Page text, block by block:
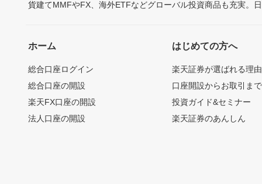
貨建てMMFやFX、海外ETFなどグローバル投資商品も充実。
ホーム
総合口座ログイン
総合口座の開設
楽天FX口座の開設
法人口座の開設
はじめての方へ
楽天証券が選ばれる理由
口座開設からお取引ま
投資ガイド&セミナー
楽天証券のあんしん